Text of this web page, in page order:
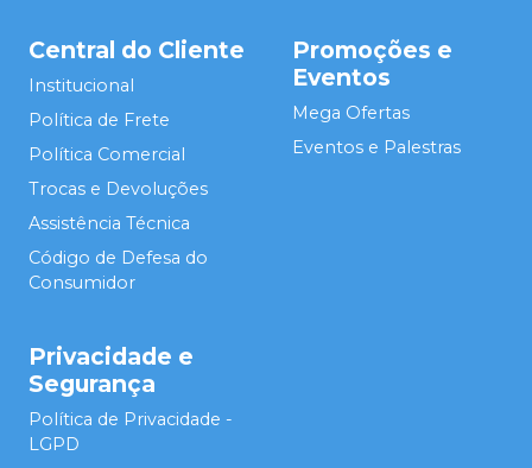
Central do Cliente
Institucional
Política de Frete
Política Comercial
Trocas e Devoluções
Assistência Técnica
Código de Defesa do
Consumidor
Promoções e
Eventos
Mega Ofertas
Eventos e Palestras
Privacidade e
Segurança
Política de Privacidade -
LGPD